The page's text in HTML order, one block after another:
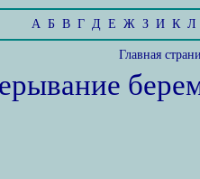
А Б В Г Д Е Ж З И К Л
Главная